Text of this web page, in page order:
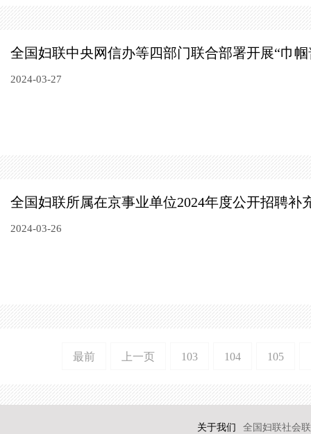
全国妇联中央网信办等四部门联合部署开展“巾
2024-03-27
全国妇联所属在京事业单位2024年度公开招聘补
2024-03-26
最前 上一页 103 104 105
关于我们 全国妇联社会